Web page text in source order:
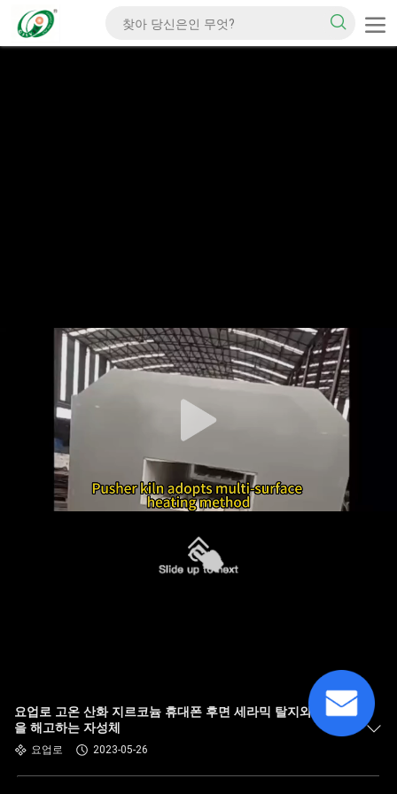
요업로 고온 산화 지르코늄 휴대폰 후면 세라믹 탈지와 소결
을 해고하는 자성체
요업로 2023-05-26